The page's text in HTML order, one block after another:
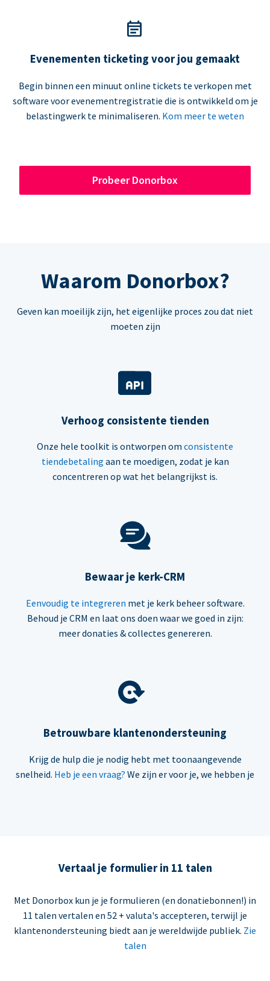
Evenementen ticketing voor jou gemaakt
Begin binnen een minuut online tickets te verkopen met
software voor evenementregistratie die is ontwikkeld om je
belastingwerk te minimaliseren. Kom meer te weten
Probeer Donorbox
Waarom Donorbox?
Geven kan moeilijk zijn, het eigenlijke proces zou dat niet
moeten zijn
Verhoog consistente tienden
Onze hele toolkit is ontworpen om consistente
tiendebetaling aan te moedigen, zodat je kan
concentreren op wat het belangrijkst is.
Bewaar je kerk-CRM
Eenvoudig te integreren met je kerk beheer software.
Behoud je CRM en laat ons doen waar we goed in zijn:
meer donaties & collectes genereren.
Betrouwbare klantenondersteuning
Krijg de hulp die je nodig hebt met toonaangevende
snelheid. Heb je een vraag? We zijn er voor je, we hebben je
Vertaal je formulier in 11 talen
Met Donorbox kun je je formulieren (en donatiebonnen!) in
11 talen vertalen en 52 + valuta's accepteren, terwijl je
klantenondersteuning biedt aan je wereldwijde publiek. Zie
talen